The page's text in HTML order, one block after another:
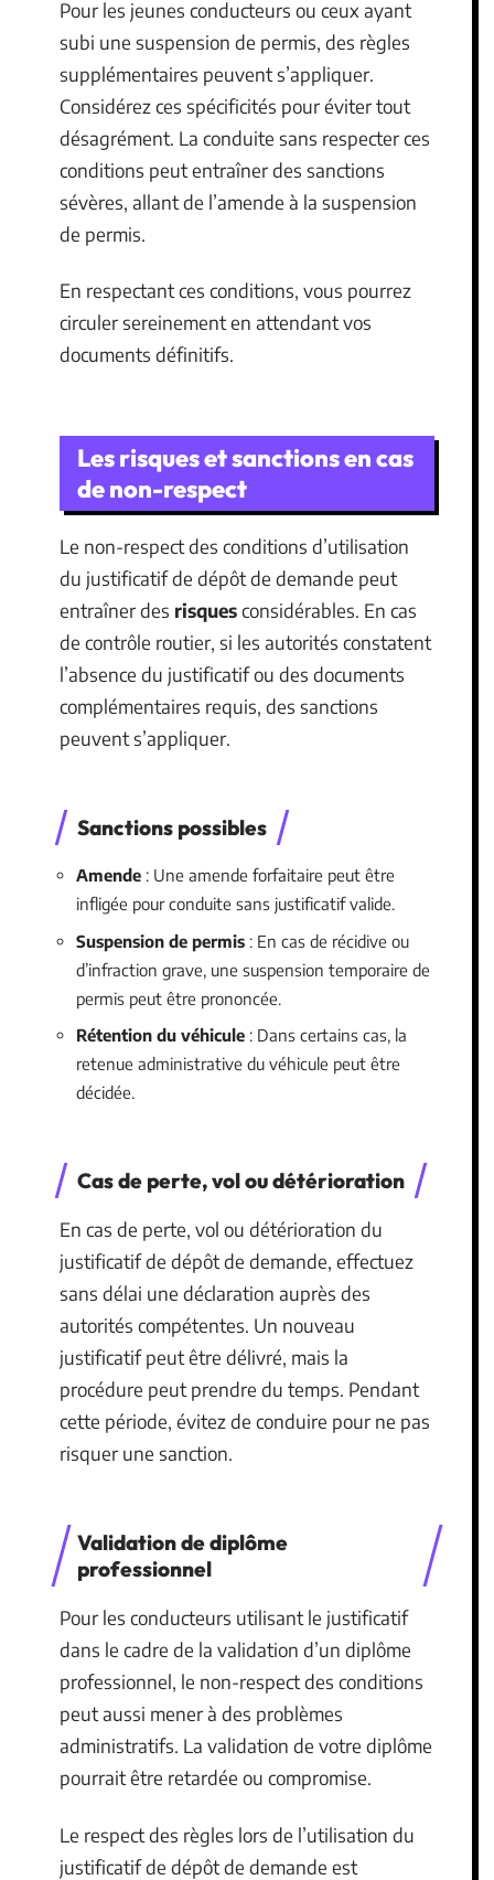
Pour les jeunes conducteurs ou ceux ayant
subi une suspension de permis, des règles
supplémentaires peuvent s’appliquer.
Considérez ces spécificités pour éviter tout
désagrément. La conduite sans respecter ces
conditions peut entraîner des sanctions
sévères, allant de l’amende à la suspension
de permis.
En respectant ces conditions, vous pourrez
circuler sereinement en attendant vos
documents définitifs.
Les risques et sanctions en cas
de non-respect
Le non-respect des conditions d’utilisation
du justificatif de dépôt de demande peut
entraîner des risquesconsidérables. En cas
de contrôle routier, si les autorités constatent
l’absence du justificatif ou des documents
complémentaires requis, des sanctions
peuvent s’appliquer.
Sanctions possibles
Amende : Une amende forfaitaire peut être
infligée pour conduite sans justificatif valide.
Suspension de permis : En cas de récidive ou
d’infraction grave, une suspension temporaire de
permis peut être prononcée.
Rétention du véhicule : Dans certains cas, la
retenue administrative du véhicule peut être
décidée.
Cas de perte, vol ou détérioration
En cas de perte, vol ou détérioration du
justificatif de dépôt de demande, effectuez
sans délai une déclaration auprès des
autorités compétentes. Un nouveau
justificatif peut être délivré, mais la
procédure peut prendre du temps. Pendant
cette période, évitez de conduire pour ne pas
risquer une sanction.
Validation de diplôme
professionnel
Pour les conducteurs utilisant le justificatif
dans le cadre de la validation d’un diplôme
professionnel, le non-respect des conditions
peut aussi mener à des problèmes
administratifs. La validation de votre diplôme
pourrait être retardée ou compromise.
Le respect des règles lors de l’utilisation du
justificatif de dépôt de demande est